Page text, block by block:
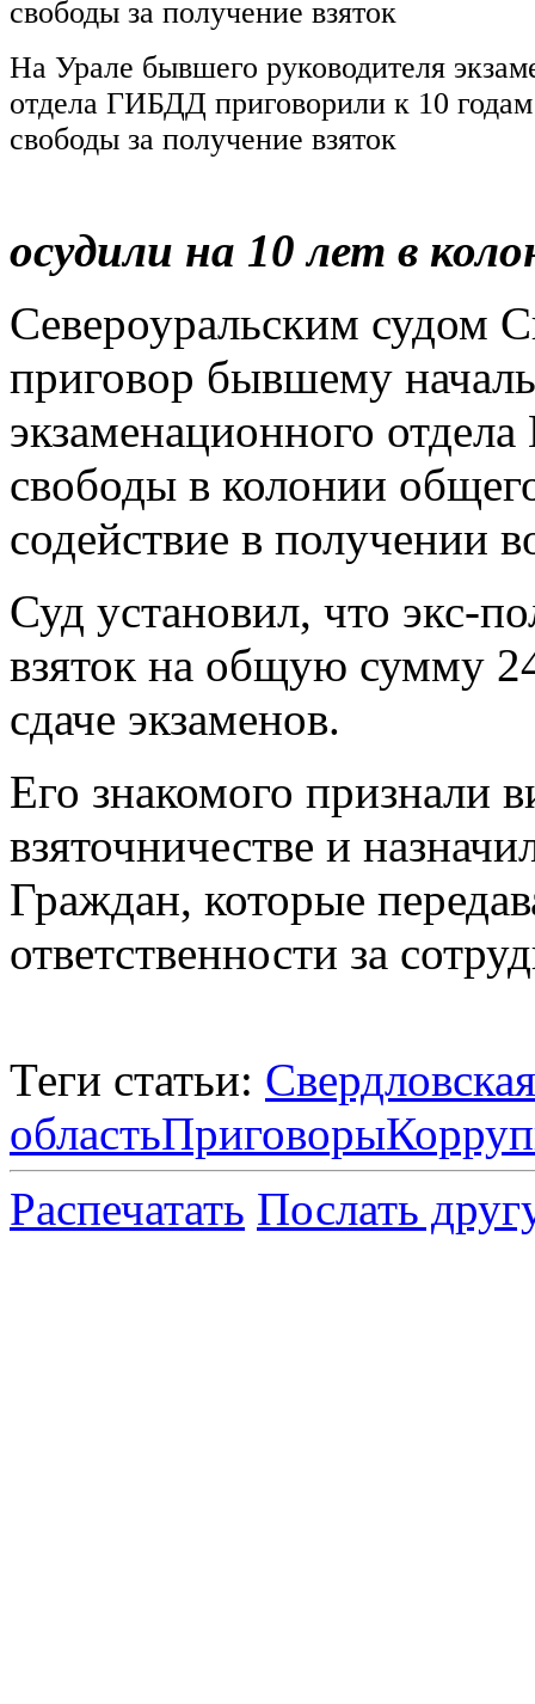
На Урале бывшего руководителя
отдела ГИБДД приговорили к 10
свободы за получение взяток
осудили на 10 лет в
Североуральским судом
приговор бывшему
экзаменационного
свободы в колонии
содействие в получении
Суд установил, что экс-
взяток на общую сумму
сдаче экзаменов.
Его знакомого признали
взяточничестве и
Граждан, которые
ответственности за
Теги статьи: Свердловская
областьПриговоры
Распечатать Послать